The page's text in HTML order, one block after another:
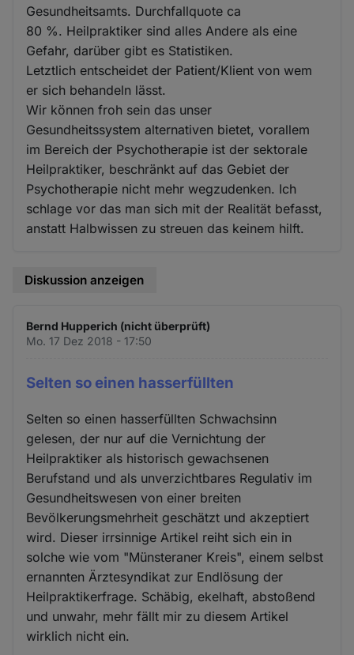
Gesundheitsamts. Durchfallquote ca
80 %. Heilpraktiker sind alles Andere als eine
Gefahr, darüber gibt es Statistiken.
Letztlich entscheidet der Patient/Klient von wem
er sich behandeln lässt.
Wir können froh sein das unser
Gesundheitssystem alternativen bietet, vorallem
im Bereich der Psychotherapie ist der sektorale
Heilpraktiker, beschränkt auf das Gebiet der
Psychotherapie nicht mehr wegzudenken. Ich
schlage vor das man sich mit der Realität befasst,
anstatt Halbwissen zu streuen das keinem hilft.
Diskussion anzeigen
Bernd Hupperich (nicht überprüft)
Mo. 17 Dez 2018 - 17:50
Selten so einen hasserfüllten
Selten so einen hasserfüllten Schwachsinn
gelesen, der nur auf die Vernichtung der
Heilpraktiker als historisch gewachsenen
Berufstand und als unverzichtbares Regulativ im
Gesundheitswesen von einer breiten
Bevölkerungsmehrheit geschätzt und akzeptiert
wird. Dieser irrsinnige Artikel reiht sich ein in
solche wie vom "Münsteraner Kreis", einem selbst
ernannten Ärztesyndikat zur Endlösung der
Heilpraktikerfrage. Schäbig, ekelhaft, abstoßend
und unwahr, mehr fällt mir zu diesem Artikel
wirklich nicht ein.